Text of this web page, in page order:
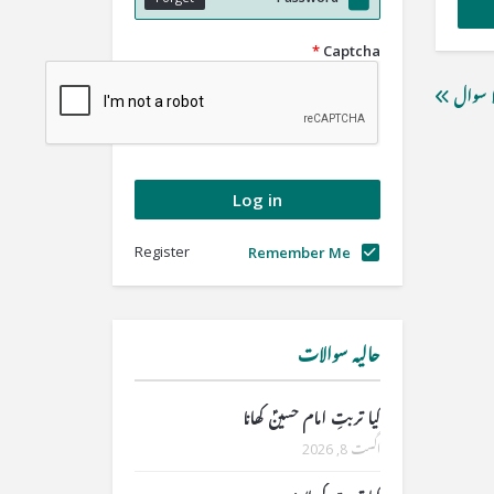
سوال
Captcha
*
Remember Me
Register
حالیہ سوالات
کیا تربتِ امام حسینؑ کھانا
اگست 8, 2026